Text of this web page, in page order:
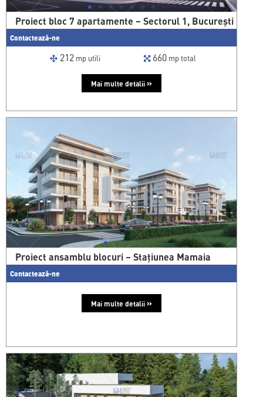
Proiect bloc 7 apartamente – Sectorul 1, București
Contactează-ne
212 mp utili 660 mp total
Mai multe detalii »
Proiect ansamblu blocuri – Stațiunea Mamaia
Contactează-ne
Mai multe detalii »